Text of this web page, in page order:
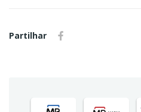
Partilhar